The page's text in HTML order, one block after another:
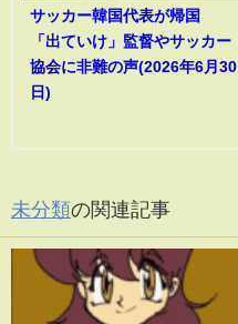
サッカー韓国代表が帰国
「出ていけ」監督やサッカー
協会に非難の声(2026年6月30
日)
未分類の関連記事